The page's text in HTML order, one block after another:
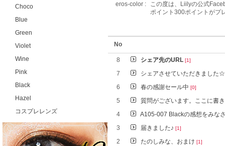
Choco
Blue
Green
Violet
Wine
Pink
Black
Hazel
コスプレレンズ
eros-color :
この度は、Liilyの公式
ポイント300ポイントがプ
No
8 シェア先のURL [1]
7
シェアさせていただきました
6
春の感謝セール中 [0]
5
質問がございます。ここに書
4
A105-007 Blackの感想をみな
3
届きました♪ [1]
2 たのしみな、おまけ [1]